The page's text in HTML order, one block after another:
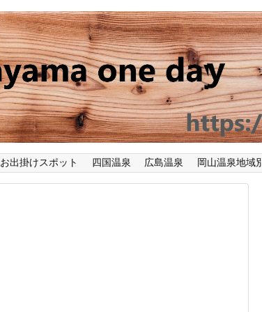
お出掛けスポット 四国温泉 広島温泉 岡山温泉地域